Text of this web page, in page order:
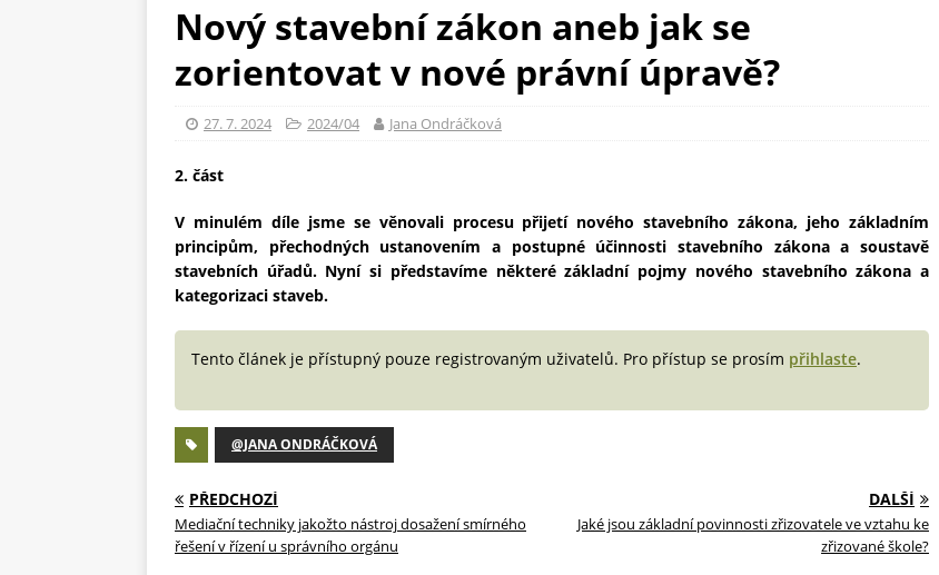
Nový stavební zákon aneb jak se
zorientovat v nové právní úpravě?
27. 7. 2024 2024/04 Jana Ondráčková
2. část
V minulém díle jsme se věnovali procesu přijetí nového stavebního zákona, jeho základním
principům, přechodných ustanovením a postupné účinnosti stavebního zákona a soustavě
stavebních úřadů. Nyní si představíme některé základní pojmy nového stavebního zákona a
kategorizaci staveb.
Tento článek je přístupný pouze registrovaným uživatelů. Pro přístup se prosím přihlaste.
@JANA ONDRÁČKOVÁ
PŘEDCHOZÍ
Mediační techniky jakožto nástroj dosažení smírného
řešení v řízení u správního orgánu
DALŠÍ
Jaké jsou základní povinnosti zřizovatele ve vztahu ke
zřizované škole?